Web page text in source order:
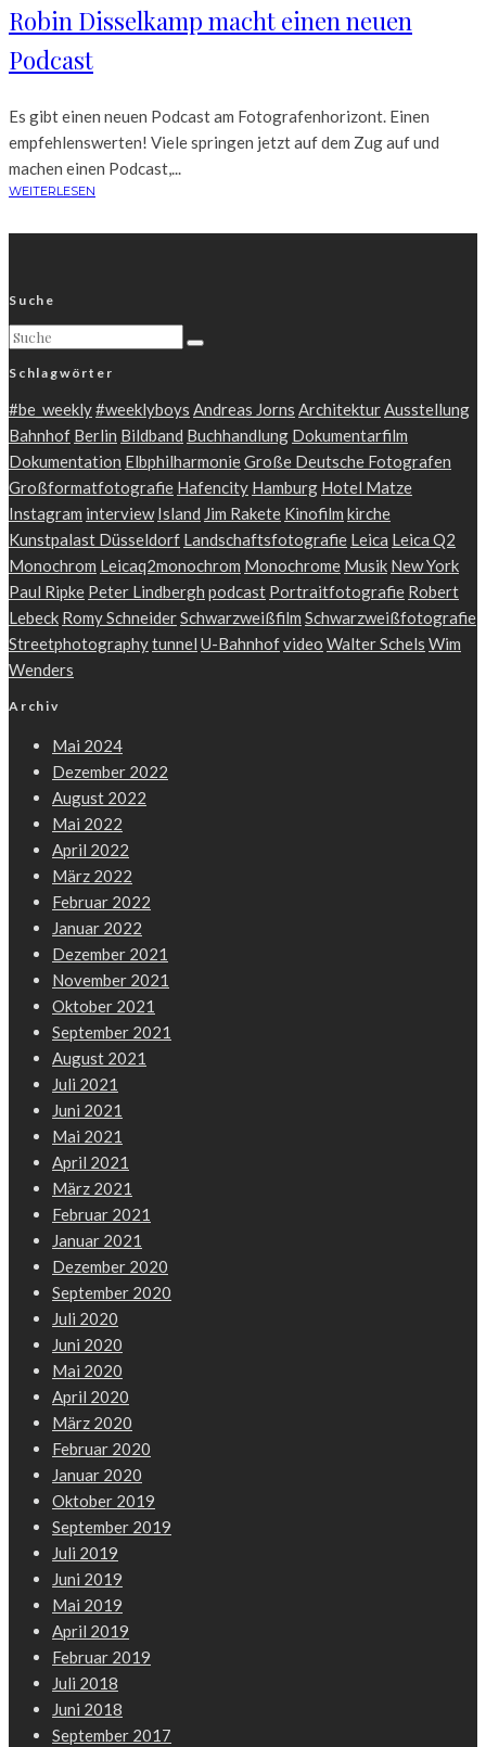
Robin Disselkamp macht einen neuen
Podcast
Es gibt einen neuen Podcast am Fotografenhorizont. Einen
empfehlenswerten! Viele springen jetzt auf dem Zug auf und
machen einen Podcast,...
WEITERLESEN
Suche
Schlagwörter
#be_weekly#weeklyboys Andreas Jorns ArchitekturAusstellung
Bahnhof Berlin Bildband Buchhandlung Dokumentarfilm
Dokumentation ElbphilharmonieGroße Deutsche Fotografen
Großformatfotografie Hafencity Hamburg Hotel Matze
Instagram interview Island Jim Rakete Kinofilm kirche
Kunstpalast Düsseldorf Landschaftsfotografie Leica Leica Q2
Monochrom Leicaq2monochrom Monochrome Musik New York
Paul Ripke Peter Lindbergh podcast Portraitfotografie Robert
Lebeck Romy SchneiderSchwarzweißfilm Schwarzweißfotografie
Streetphotographytunnel U-Bahnhofvideo Walter Schels Wim
Wenders
Archiv
Mai 2024
Dezember 2022
August 2022
Mai 2022
April 2022
März 2022
Februar 2022
Januar 2022
Dezember 2021
November 2021
Oktober 2021
September 2021
August 2021
Juli 2021
Juni 2021
Mai 2021
April 2021
März 2021
Februar 2021
Januar 2021
Dezember 2020
September 2020
Juli 2020
Juni 2020
Mai 2020
April 2020
März 2020
Februar 2020
Januar 2020
Oktober 2019
September 2019
Juli 2019
Juni 2019
Mai 2019
April 2019
Februar 2019
Juli 2018
Juni 2018
September 2017